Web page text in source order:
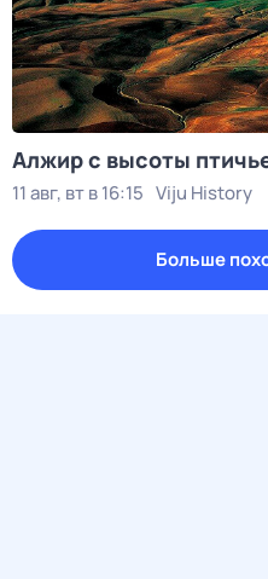
Алжир с высоты
11 авг, вт в 16:15 Viju History
Больше